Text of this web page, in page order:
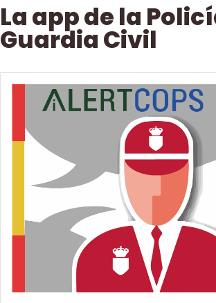
La app de la
Guardia Civil